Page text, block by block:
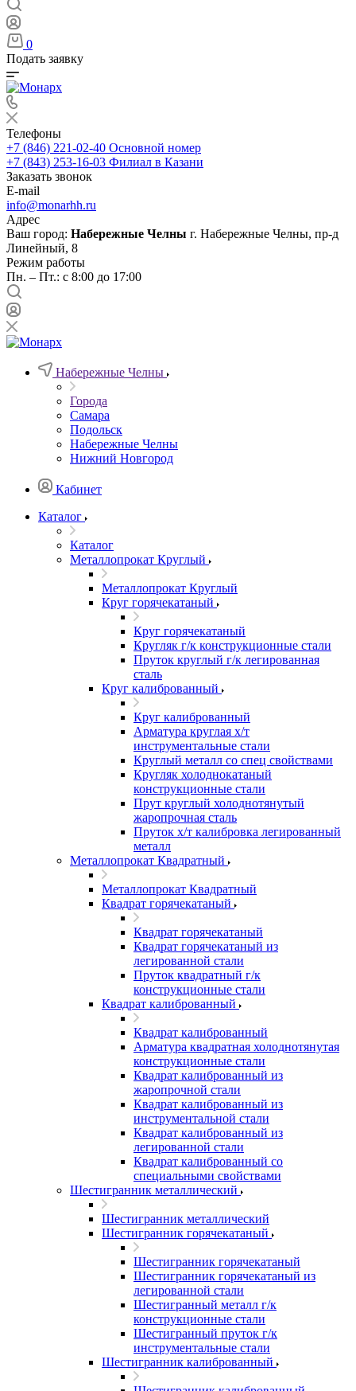
0
Подать заявку
Телефоны
+7 (846) 221-02-40 Основной номер
+7 (843) 253-16-03 Филиал в Казани
Заказать звонок
E-mail
info@monarhh.ru
Адрес
Ваш город: Набережные Челны г. Набережные Челны, пр-д
Линейный, 8
Режим работы
Пн. – Пт.: с 8:00 до 17:00
Набережные Челны
Города
Самара
Подольск
Набережные Челны
Нижний Новгород
Кабинет
Каталог
Каталог
Металлопрокат Круглый
Металлопрокат Круглый
Круг горячекатаный
Круг горячекатаный
Кругляк г/к конструкционные стали
Пруток круглый г/к легированная
сталь
Круг калиброванный
Круг калиброванный
Арматура круглая х/т
инструментальные стали
Круглый металл со спец свойствами
Кругляк холоднокатаный
конструкционные стали
Прут круглый холоднотянутый
жаропрочная сталь
Пруток х/т калибровка легированный
металл
Металлопрокат Квадратный
Металлопрокат Квадратный
Квадрат горячекатаный
Квадрат горячекатаный
Квадрат горячекатаный из
легированной стали
Пруток квадратный г/к
конструкционные стали
Квадрат калиброванный
Квадрат калиброванный
Арматура квадратная холоднотянутая
конструкционные стали
Квадрат калиброванный из
жаропрочной стали
Квадрат калиброванный из
инструментальной стали
Квадрат калиброванный из
легированной стали
Квадрат калиброванный со
специальными свойствами
Шестигранник металлический
Шестигранник металлический
Шестигранник горячекатаный
Шестигранник горячекатаный
Шестигранник горячекатаный из
легированной стали
Шестигранный металл г/к
конструкционные стали
Шестигранный пруток г/к
инструментальные стали
Шестигранник калиброванный